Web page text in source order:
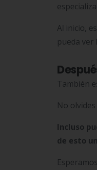
Al inicio,
pueda ver
También
No
Incluso
de esto